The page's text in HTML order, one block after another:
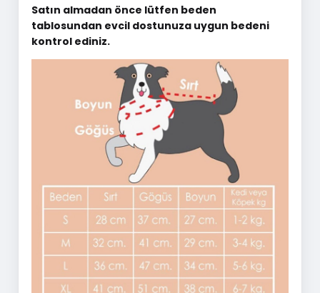
Satın almadan önce lütfen beden
tablosundan evcil dostunuza uygun bedeni
kontrol ediniz.